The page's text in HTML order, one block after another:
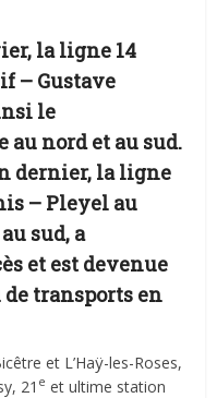
la ligne 14
– Gustave
le
nord et au sud.
dernier, la ligne
– Pleyel au
sud, a
et est devenue
de transports en
et L’Haÿ-les-Roses,
21 e et ultime station